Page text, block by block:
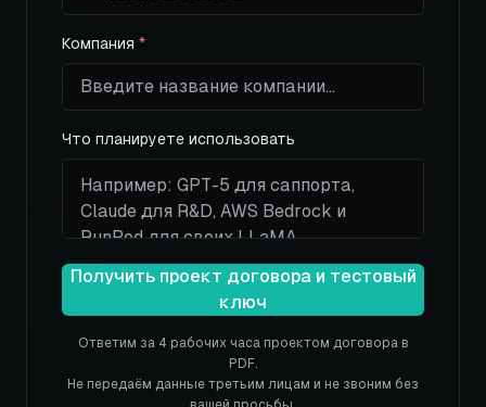
Компания *
Что планируете использовать
Получить проект договора и тестовый
ключ
Ответим за 4 рабочих часа проектом договора в
PDF.
Не передаём данные третьим лицам и не звоним без